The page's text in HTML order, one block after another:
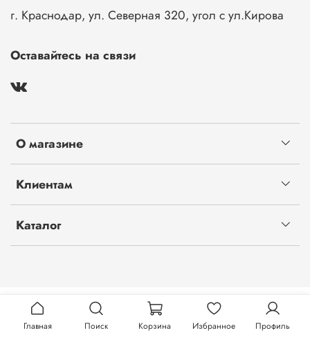
О магазине
Клиентам
Каталог
г. Краснодар, ул. Северная 320, угол с ул.Кирова
Оставайтесь на связи
Главная Поиск Корзина Избранное Профиль